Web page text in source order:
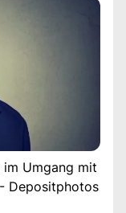
Umgang mit
Depositphotos